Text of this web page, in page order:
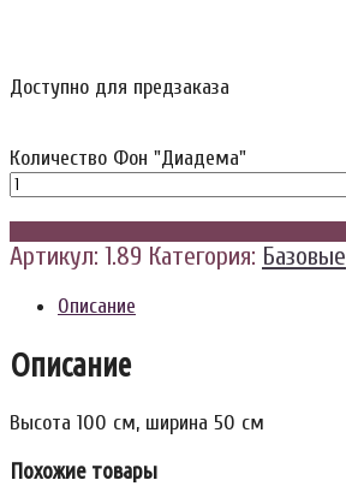
Доступно для предзаказа
Количество Фон "Диадема"
Артикул: 1.89 Категория: Базовые
Описание
Описание
Высота 100 см, ширина 50 см
Похожие товары